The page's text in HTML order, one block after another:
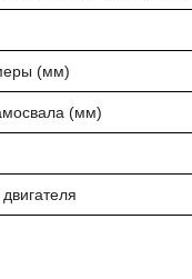
(мм)
(мм)